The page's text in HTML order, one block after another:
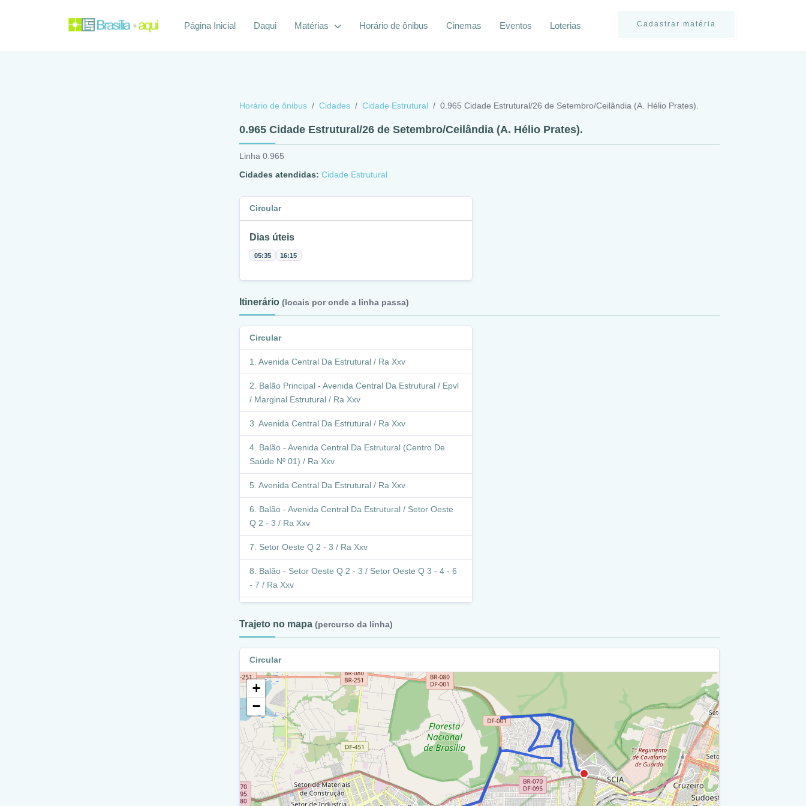
Cadastrar matéria
Página Inicial Daqui Matérias Horário de ônibus Cinemas Eventos Loterias
Horário de ônibus Cidades Cidade Estrutural 0.965 Cidade Estrutural/26 de Setembro/Ceilândia (A. Hélio Prates).
0.965 Cidade Estrutural/26 de Setembro/Ceilândia (A. Hélio Prates).
Linha 0.965
Cidades atendidas: Cidade Estrutural
Circular
Dias úteis
05:35 16:15
Itinerário (locais por onde a linha passa)
Circular
Avenida Central Da Estrutural / Ra Xxv
Balão Principal - Avenida Central Da Estrutural / Epvl
/ Marginal Estrutural / Ra Xxv
Avenida Central Da Estrutural / Ra Xxv
Balão - Avenida Central Da Estrutural (Centro De
Saúde Nº 01) / Ra Xxv
Avenida Central Da Estrutural / Ra Xxv
Balão - Avenida Central Da Estrutural / Setor Oeste
Q 2 - 3 / Ra Xxv
Setor Oeste Q 2 - 3 / Ra Xxv
Balão - Setor Oeste Q 2 - 3 / Setor Oeste Q 3 - 4 - 6
- 7 / Ra Xxv
Xxv
Estrada Parque Acampamento / Ra Xxv
Estrada Parque Acampamento / Ra Xxx
Df 097 - Epac / Ra Xxx
Colônia Agrícola 26 De Setembro / Acesso A Df-001
/ Ra Xxx
Colônia Agrícola 26 De Setembro / Acesso A Df-001
/ Ra I
Trajeto no mapa (percurso da linha)
Circular
+
−